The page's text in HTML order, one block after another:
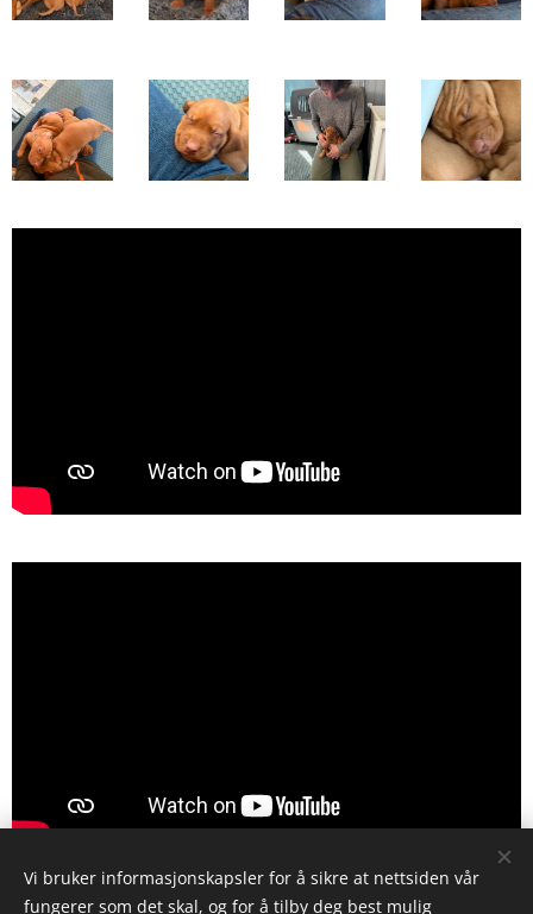
Share
Vi bruker informasjonskapsler for å sikre at nettsiden vår
fungerer som det skal, og for å tilby deg best mulig